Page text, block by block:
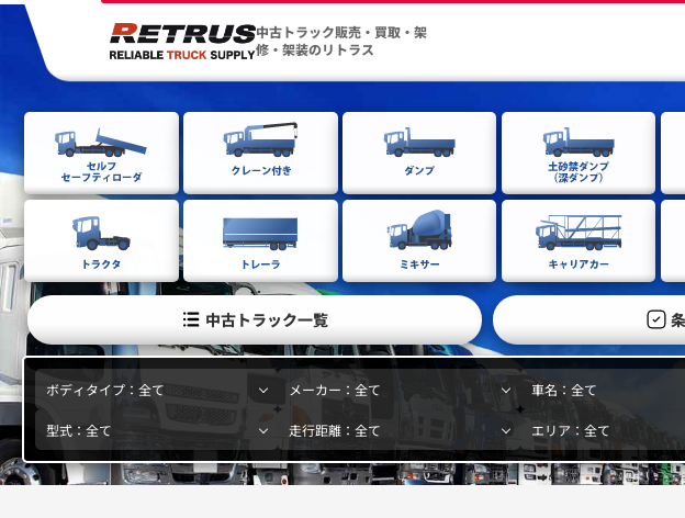
中古トラック販売・買取・架
修・架装のリトラス
中古トラック一覧